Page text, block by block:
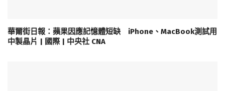
華爾街日報：蘋果因應記憶體短缺 iPhone、MacBook測試用
中製晶片 | 國際 | 中央社 CNA